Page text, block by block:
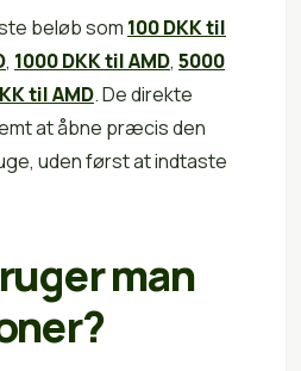
beløb som 100 DKK til
, 1000 DKK til AMD, 5000
til AMD. De direkte
at åbne præcis den
uden først at indtaste
man